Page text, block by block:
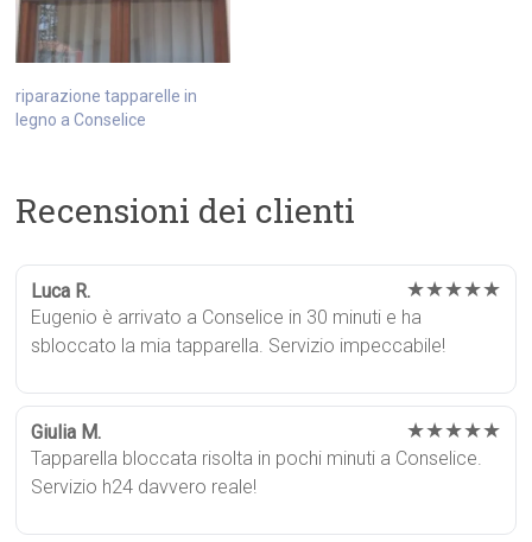
riparazione tapparelle in
legno a Conselice
Recensioni dei clienti
Luca R. ★★★★★
Eugenio è arrivato a Conselice in 30 minuti e ha
sbloccato la mia tapparella. Servizio impeccabile!
Giulia M. ★★★★★
Tapparella bloccata risolta in pochi minuti a Conselice.
Servizio h24 davvero reale!